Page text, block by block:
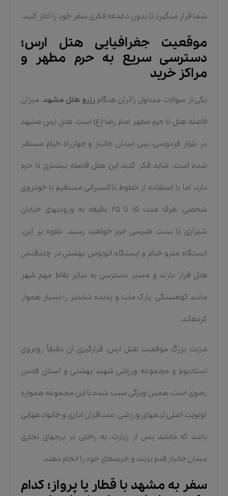
شما قرار میگیرد تا بدون دغدغه فکری سفر خود را آغاز کنید.
موقعیت جغرافیایی هتل ارس؛
دسترسی سریع به حرم مطهر و
مراکز خرید
یکی از سوالات متداول زائران هنگامرزرو هتل مشهد، میزان
فاصله هتل تا حرم مطهر امام رضا (ع) است. هتل ارس مشهد
در بلوار فردوسی، بین میدان جانباز و چهارراه خیام مستقر
شده است. شاید فکر کنید این هتل فاصله بیشتری تا حرم
دارد، اما با استفاده از خطوط تاکسیرانی مستقیم یا خودروی
شخصی، ظرف مدت ۱۵ تا ۲۵ دقیقه به ورودیهای خیابان
شیرازی یا بست طبرسی حرم خواهید رسید. علاوه بر این،
ایستگاه مترو خیام و ایستگاه اتوبوس بهشتی در چندقدمی
هتل قرار دارند و مسیر دسترسی به سایر نقاط مهم شهر
مانند کوهسنگی، پارک ملت و پدیده شاندیز را بسیار هموار
کردهاند.
مزیت بزرگ موقعیت هتل ارس، قرارگیری آن دقیقاً روبروی
استادیوم و مجموعه ورزشی شهید بهشتی و آستان قدس
رضوی است. همین ویژگی سبب شده تا این مجموعه همواره
اولویت اصلی تیمهای ورزشی، مسافران اداری و خانوادههایی
باشد که مایلند پس از زیارت، به راحتی در برجهای تجاری
میدان جانباز قدم بزنند و خریدهای خود را انجام دهند.
سفر به مشهد با قطار یا پرواز؛ کدام